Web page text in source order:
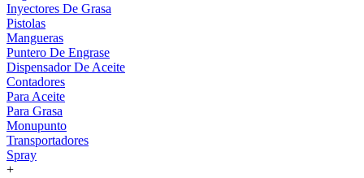
Inyectores De Grasa
Pistolas
Mangueras
Puntero De Engrase
Dispensador De Aceite
Contadores
Para Aceite
Para Grasa
Monupunto
Transportadores
Spray
+